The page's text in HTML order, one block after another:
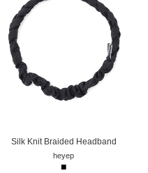
Silk Knit Braided Headband
heyep
■